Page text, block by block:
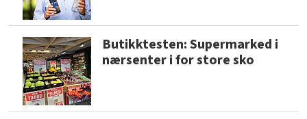
Butikktesten: Supermarked i
nærsenter i for store sko